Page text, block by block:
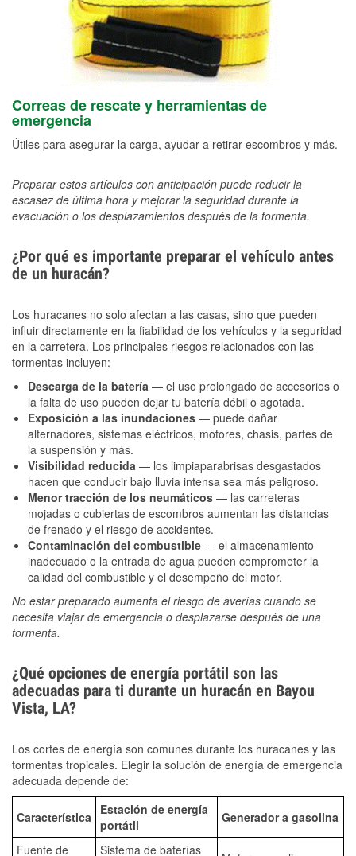
Correas de rescate y herramientas de
emergencia
Útiles para asegurar la carga, ayudar a retirar escombros y más.
Preparar estos artículos con anticipación puede reducir la
escasez de última hora y mejorar la seguridad durante la
evacuación o los desplazamientos después de la tormenta.
¿Por qué es importante preparar el vehículo antes
de un huracán?
Los huracanes no solo afectan a las casas, sino que pueden
influir directamente en la fiabilidad de los vehículos y la seguridad
en la carretera. Los principales riesgos relacionados con las
tormentas incluyen:
Descarga de la batería — el uso prolongado de accesorios o
la falta de uso pueden dejar tu batería débil o agotada.
Exposición a las inundaciones — puede dañar
alternadores, sistemas eléctricos, motores, chasis, partes de
la suspensión y más.
Visibilidad reducida — los limpiaparabrisas desgastados
hacen que conducir bajo lluvia intensa sea más peligroso.
Menor tracción de los neumáticos — las carreteras
mojadas o cubiertas de escombros aumentan las distancias
de frenado y el riesgo de accidentes.
Contaminación del combustible — el almacenamiento
inadecuado o la entrada de agua pueden comprometer la
calidad del combustible y el desempeño del motor.
No estar preparado aumenta el riesgo de averías cuando se
necesita viajar de emergencia o desplazarse después de una
tormenta.
¿Qué opciones de energía portátil son las
adecuadas para ti durante un huracán en Bayou
Vista, LA?
Los cortes de energía son comunes durante los huracanes y las
tormentas tropicales. Elegir la solución de energía de emergencia
adecuada depende de:
Característica
Estación de energía
portátil
Generador a gasolina
Fuente de Sistema de baterías